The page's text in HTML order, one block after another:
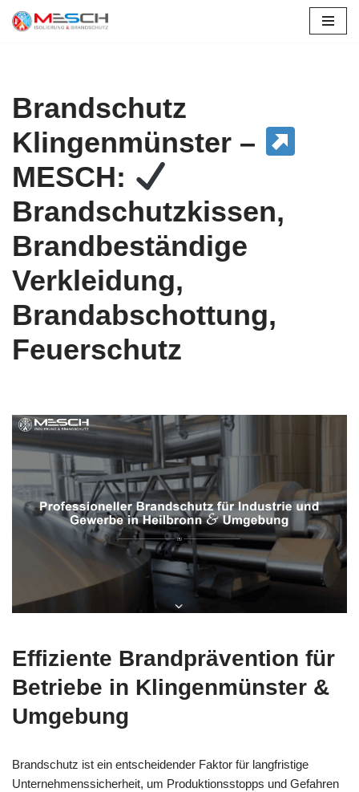
Brandschutz
Klingenmünster –
MESCH:
Brandschutzkissen,
Brandbeständige
Verkleidung,
Brandabschottung,
Feuerschutz
Effiziente Brandprävention für
Betriebe in Klingenmünster &
Umgebung
Brandschutz ist ein entscheidender Faktor für langfristige
Unternehmenssicherheit, um Produktionsstopps und Gefahren